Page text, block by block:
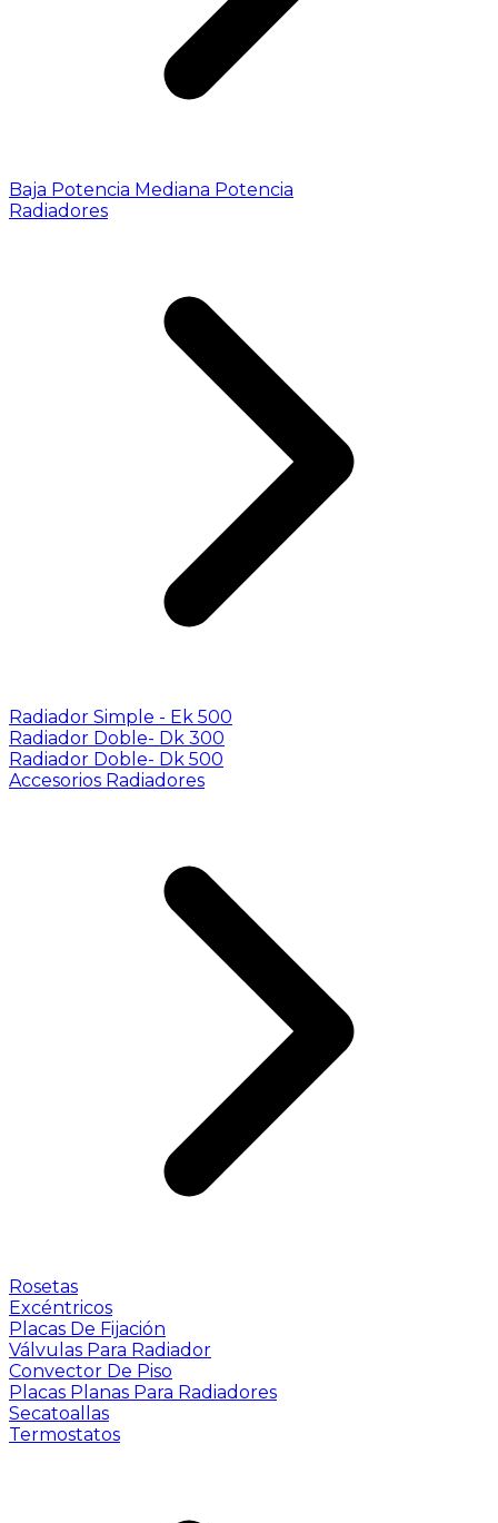
Baja Potencia Mediana Potencia
Radiadores
Radiador Simple - Ek 500
Radiador Doble- Dk 300
Radiador Doble- Dk 500
Accesorios Radiadores
Rosetas
Excéntricos
Placas De Fijación
Válvulas Para Radiador
Convector De Piso
Placas Planas Para Radiadores
Secatoallas
Termostatos